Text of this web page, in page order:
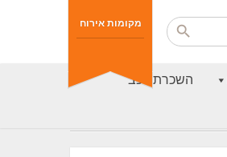
מקומות אירוח
השכרת רכב